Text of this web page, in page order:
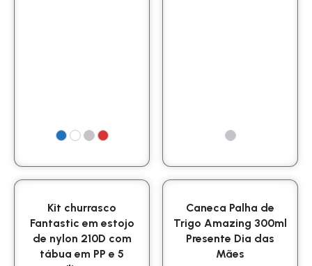
Kit churrasco
Fantastic em estojo
de nylon 210D com
tábua em PP e 5
Caneca Palha de
Trigo Amazing 300ml
Presente Dia das
Mães